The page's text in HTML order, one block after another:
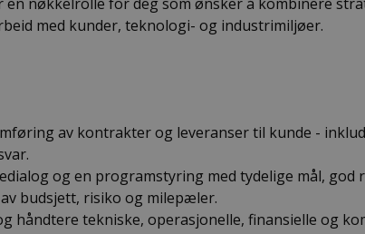
med kunder, teknologi- og industrimiljøer.
av kontrakter og leveranser til kunde -
og en programstyring med tydelige mål, god
budsjett, risiko og milepæler.
håndtere tekniske, operasjonelle, finansielle og